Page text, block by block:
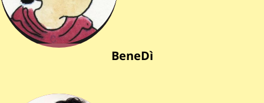
BeneDì